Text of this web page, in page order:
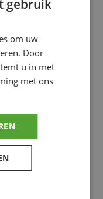
CHAS. BRAKE
Rijwielgedeelte
toe
gebruik
om uw
Door
u in met
met ons